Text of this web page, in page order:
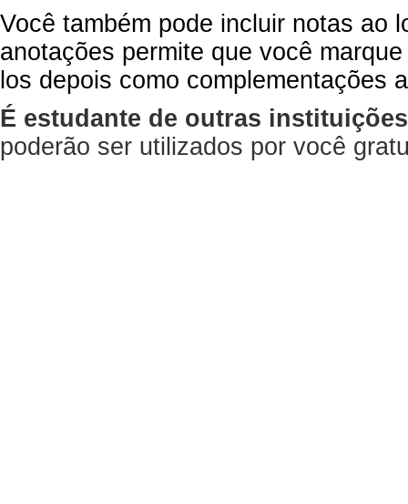
Você também pode incluir notas ao
anotações permite que você
los depois como complementações
É estudante de outras
poderão ser utilizados por você